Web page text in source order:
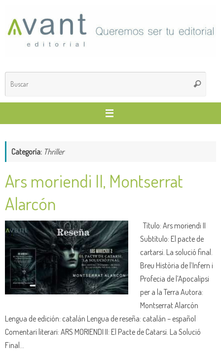
contenido
Buscar
Categoría: Thriller
Ars moriendi II, Montserrat
Alarcón
Título: Ars moriendi II
Subtítulo: El pacte de
cartarsi. La solució final.
Breu Història de l’Infern i
Profecia de l’Apocalipsi
per a la Terra Autora:
Montserrat Alarcón
Lengua de edición: catalán Lengua de reseña: catalán – español
Comentari literari: ARS MORIENDI II: El Pacte de Catarsi. La Solució
Final…